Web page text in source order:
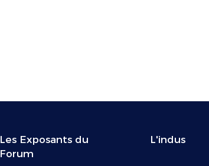
Les Exposants du
Forum
L'indus